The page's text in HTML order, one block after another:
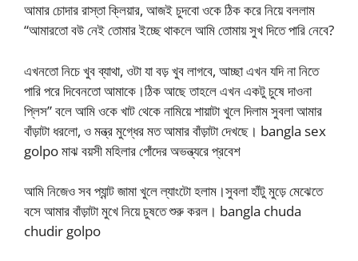
আমার চোদার রাস্তা ক্লিয়ার, আজই চুদবো ওকে ঠিক করে নিয়ে বললাম
“আমারতো বউ নেই তোমার ইচ্ছে থাকলে আমি তোমায় সুখ দিতে পারি নেবে?
এখনতো নিচে খুব ব্যাথা, ওটা যা বড় খুব লাগবে, আচ্ছা এখন যদি না নিতে
পারি পরে দিবেনতো আমাকে।ঠিক আছে তাহলে এখন একটু চুষে দাওনা
প্লিস” বলে আমি ওকে খাট থেকে নামিয়ে শায়াটা খুলে দিলাম সুবলা আমার
বাঁড়াটা ধরলো, ও মন্ত্র মুগ্ধের মত আমার বাঁড়াটা দেখছে। bangla sex
golpo মাঝ বয়সী মহিলার পোঁদের অভন্ত্যরে প্রবেশ
আমি নিজেও সব প্যান্ট জামা খুলে ল্যাংটো হলাম।সুবলা হাঁটু মুড়ে মেঝেতে
বসে আমার বাঁড়াটা মুখে নিয়ে চুষতে শুরু করল। bangla chuda
chudir golpo